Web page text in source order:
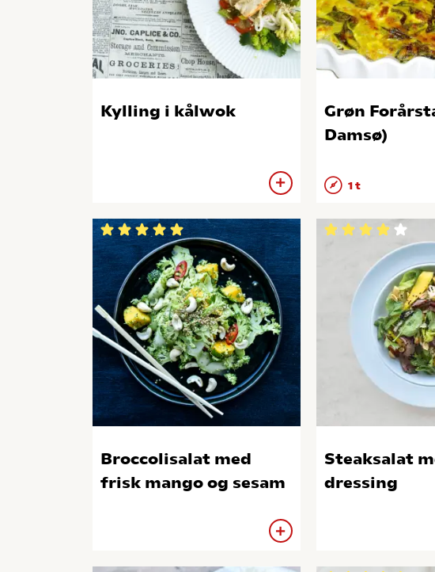
Kylling i kålwok
Grøn
Damsø)
1 t
Broccolisalat med
frisk mango og sesam
Steaksalat
dressing